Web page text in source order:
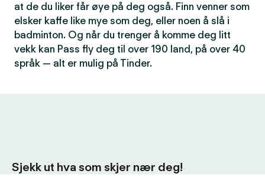
at de du liker får øye på deg også. Finn venner som
elsker kaffe like mye som deg, eller noen å slå i
badminton. Og når du trenger å komme deg litt
vekk kan Pass fly deg til over 190 land, på over 40
språk — alt er mulig på Tinder.
Sjekk ut hva som skjer nær deg!